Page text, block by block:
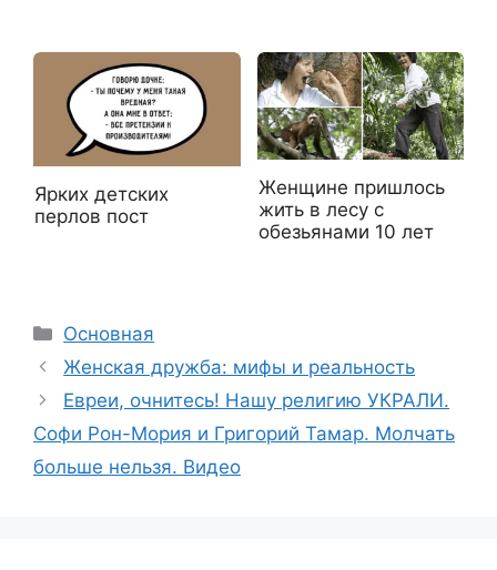
Ярких детских
перлов пост
Женщине пришлось
жить в лесу с
обезьянами 10 лет
Рубрики
Основная
Женская дружба: мифы и реальность
Евреи, очнитесь! Нашу религию УКРАЛИ.
Софи Рон-Мория и Григорий Тамар. Молчать
больше нельзя. Видео